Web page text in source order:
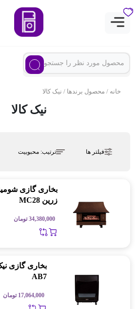
خانه / محصول برندها / نیک کالا
نیک کالا
فیلتر ها ترتیب:محبوبیت
بخاری گازی
زرین MC28
34,380,000 تومان
بخاری گازی
AB7
17,064,000 تومان